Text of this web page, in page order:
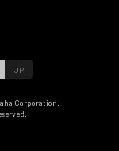
JP
Corporation.